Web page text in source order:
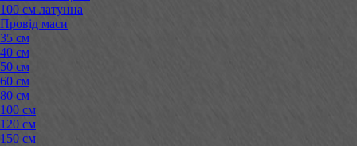
100 см латунна
Провід маси
35 см
40 см
50 см
60 см
80 см
100 см
120 см
150 см